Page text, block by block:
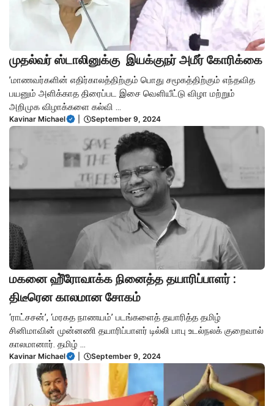
முதல்வர் ஸ்டாலினுக்கு இயக்குநர் அமீர் கோரிக்கை
‌’மாணவர்களின் எதிர்காலத்திற்கும் பொது சமூகத்திற்கும் எந்தவித
பயனும் அளிக்காத திரைப்பட இசை வெளியீட்டு விழா மற்றும்
அறிமுக விழாக்களை கல்வி ...
Kavinar Michael September 9, 2024
மகனை ஹீ்ரோவாக்க நினைத்த தயாரிப்பாளர் :
திடீரென காலமான சோகம்
‘ராட்சசன்’, ‘மரகத நாணயம்’ படங்களைத் தயாரித்த தமிழ்
சினிமாவின் முன்னணி தயாரிப்பாளர் டில்லி பாபு உடல்நலக் குறைவால்
காலமானார். தமிழ் ...
Kavinar Michael September 9, 2024